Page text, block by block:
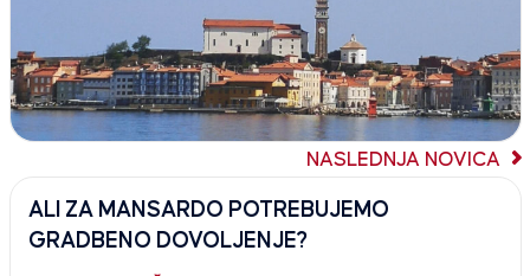
NASLEDNJA NOVICA
ALI ZA MANSARDO POTREBUJEMO
GRADBENO DOVOLJENJE?